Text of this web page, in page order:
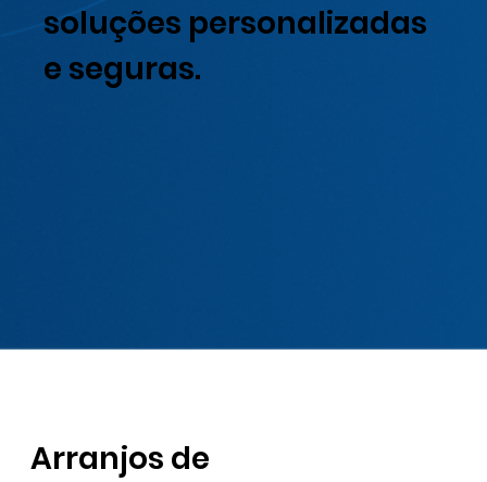
soluções personalizadas
e seguras.
Arranjos de